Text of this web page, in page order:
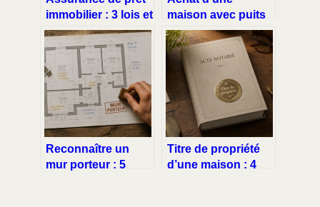
immobilier : 3 lois et
un courtier pour
diviser votre
facture par deux
maison avec puits
non déclaré : 3
étapes clés pour
régulariser et éviter
les sanctions
Reconnaître un
mur porteur : 5
Titre de propriété
d’une maison : 4